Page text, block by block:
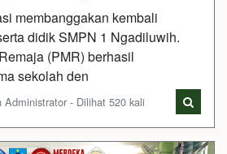
membanggakan kembali
didik SMPN 1 Ngadiluwih.
(PMR) berhasil
sekolah den
- Dilihat 520 kali